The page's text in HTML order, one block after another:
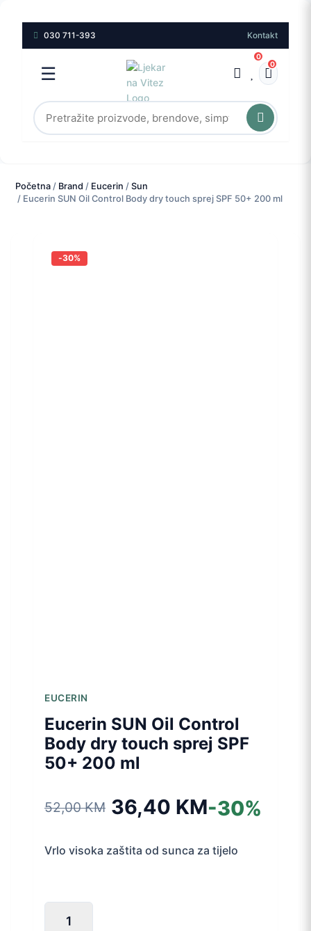
030 711-393 Kontakt
☰
0
0
Početna/ Brand / Eucerin / Sun
/ Eucerin SUN Oil Control Body dry touch sprej SPF 50+ 200 ml
-30%
EUCERIN
Eucerin SUN Oil Control
Body dry touch sprej SPF
50+ 200 ml
52,00KM
Izvorna
cijena
je:
36,40 KM
Trenutna
cijena
36,40 KM.
-30%
Vrlo visoka zaštita od sunca za tijelo